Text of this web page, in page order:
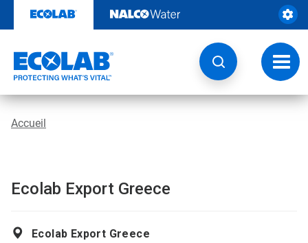
contenu
la
Accueil
Ecolab Export Greece
Ecolab Export Greece